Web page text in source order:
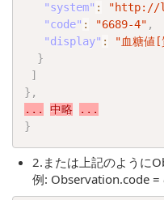
"system" : "http://
"code" : "6689-4" ,
"display" :
"血糖値
}
]
} ,
...
中略
...
}
2.または上記のように
例: Observation.code =